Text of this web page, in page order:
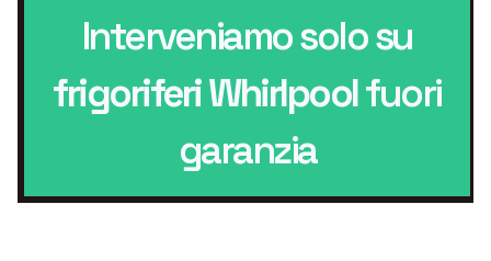
Interveniamo solo su
frigoriferi Whirlpoolfuori
garanzia